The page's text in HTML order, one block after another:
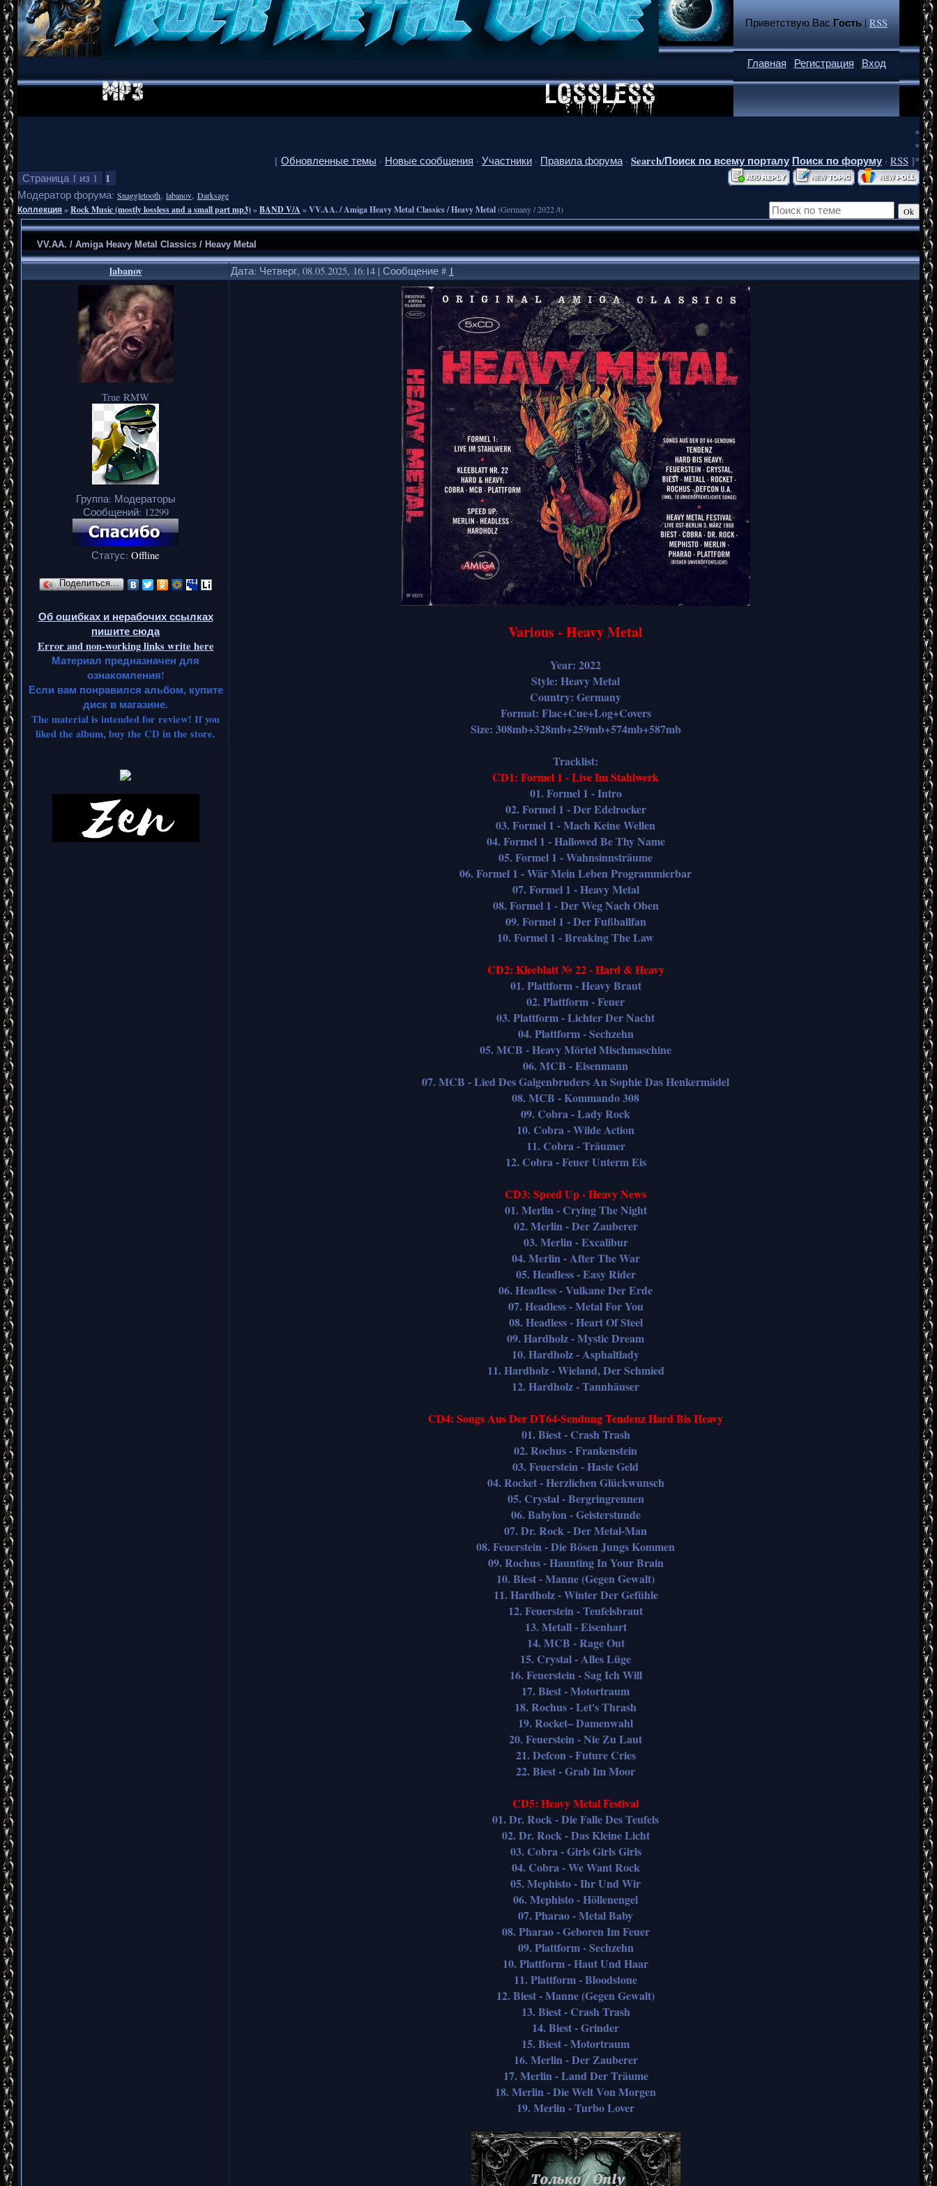
Приветствую Вас Гость|RSS
Главная | Регистрация | Вход
*
*
[ Обновленные темы · Новые сообщения · Участники · Правила форума · Search/Поиск по всему порталу Поиск по форуму · RSS ]*
Страница 1 из 1 1
Модератор форума: Snaggletooth, labanov, Darksage
Коллекция»Rock Music (mostly lossless and a small part mp3)»BAND V/A »VV.AA. / Amiga Heavy Metal Classics / Heavy Metal(Germany / 2022 /t)
VV.AA. / Amiga Heavy Metal Classics / Heavy Metal
labanov Дата: Четверг, 08.05.2025, 16:14 | Сообщение # 1
True RMW
Группа: Модераторы
Сообщений: 12299
Статус: Offline
Поделиться…
Об ошибках и нерабочих ссылках
пишите сюда
Error and non-working links write here
Материал предназначен для
ознакомления!
Если вам понравился альбом, купите
диск в магазине.
The material is intended for review! If you
liked the album, buy the CD in the store.
Various - Heavy Metal
Year: 2022
Style: Heavy Metal
Country: Germany
Format: Flac+Cue+Log+Covers
Size: 308mb+328mb+259mb+574mb+587mb
Tracklist:
CD1: Formel 1 - Live Im Stahlwerk
01. Formel 1 - Intro
02. Formel 1 - Der Edelrocker
03. Formel 1 - Mach Keine Wellen
04. Formel 1 - Hallowed Be Thy Name
05. Formel 1 - Wahnsinnsträume
06. Formel 1 - Wär Mein Leben Programmierbar
07. Formel 1 - Heavy Metal
08. Formel 1 - Der Weg Nach Oben
09. Formel 1 - Der Fußballfan
10. Formel 1 - Breaking The Law
CD2: Kleeblatt № 22 - Hard & Heavy
01. Plattform - Heavy Braut
02. Plattform - Feuer
03. Plattform - Lichter Der Nacht
04. Plattform - Sechzehn
05. MCB - Heavy Mörtel Mischmaschine
06. MCB - Eisenmann
07. MCB - Lied Des Galgenbruders An Sophie Das Henkermädel
08. MCB - Kommando 308
09. Cobra - Lady Rock
10. Cobra - Wilde Action
11. Cobra - Träumer
12. Cobra - Feuer Unterm Eis
CD3: Speed Up - Heavy News
01. Merlin - Crying The Night
02. Merlin - Der Zauberer
03. Merlin - Excalibur
04. Merlin - After The War
05. Headless - Easy Rider
06. Headless - Vulkane Der Erde
07. Headless - Metal For You
08. Headless - Heart Of Steel
09. Hardholz - Mystic Dream
10. Hardholz - Asphaltlady
11. Hardholz - Wieland, Der Schmied
12. Hardholz - Tannhäuser
CD4: Songs Aus Der DT64-Sendung Tendenz Hard Bis Heavy
01. Biest - Crash Trash
02. Rochus - Frankenstein
03. Feuerstein - Haste Geld
04. Rocket - Herzlichen Glückwunsch
05. Crystal - Bergringrennen
06. Babylon - Geisterstunde
07. Dr. Rock - Der Metal-Man
08. Feuerstein - Die Bösen Jungs Kommen
09. Rochus - Haunting In Your Brain
10. Biest - Manne (Gegen Gewalt)
11. Hardholz - Winter Der Gefühle
12. Feuerstein - Teufelsbraut
13. Metall - Eisenhart
14. MCB - Rage Out
15. Crystal - Alles Lüge
16. Feuerstein - Sag Ich Will
17. Biest - Motortraum
18. Rochus - Let's Thrash
19. Rocket– Damenwahl
20. Feuerstein - Nie Zu Laut
21. Defcon - Future Cries
22. Biest - Grab Im Moor
CD5: Heavy Metal Festival
01. Dr. Rock - Die Falle Des Teufels
02. Dr. Rock - Das Kleine Licht
03. Cobra - Girls Girls Girls
04. Cobra - We Want Rock
05. Mephisto - Ihr Und Wir
06. Mephisto - Höllenengel
07. Pharao - Metal Baby
08. Pharao - Geboren Im Feuer
09. Plattform - Sechzehn
10. Plattform - Haut Und Haar
11. Plattform - Bloodstone
12. Biest - Manne (Gegen Gewalt)
13. Biest - Crash Trash
14. Biest - Grinder
15. Biest - Motortraum
16. Merlin - Der Zauberer
17. Merlin - Land Der Träume
18. Merlin - Die Welt Von Morgen
19. Merlin - Turbo Lover